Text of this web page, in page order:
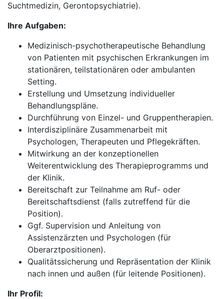
Suchtmedizin, Gerontopsychiatrie).
Ihre Aufgaben:
Medizinisch-psychotherapeutische Behandlung
von Patienten mit psychischen Erkrankungen im
stationären, teilstationären oder ambulanten
Setting.
Erstellung und Umsetzung individueller
Behandlungspläne.
Durchführung von Einzel- und Gruppentherapien.
Interdisziplinäre Zusammenarbeit mit
Psychologen, Therapeuten und Pflegekräften.
Mitwirkung an der konzeptionellen
Weiterentwicklung des Therapieprogramms und
der Klinik.
Bereitschaft zur Teilnahme am Ruf- oder
Bereitschaftsdienst (falls zutreffend für die
Position).
Ggf. Supervision und Anleitung von
Assistenzärzten und Psychologen (für
Oberarztpositionen).
Qualitätssicherung und Repräsentation der Klinik
nach innen und außen (für leitende Positionen).
Ihr Profil: